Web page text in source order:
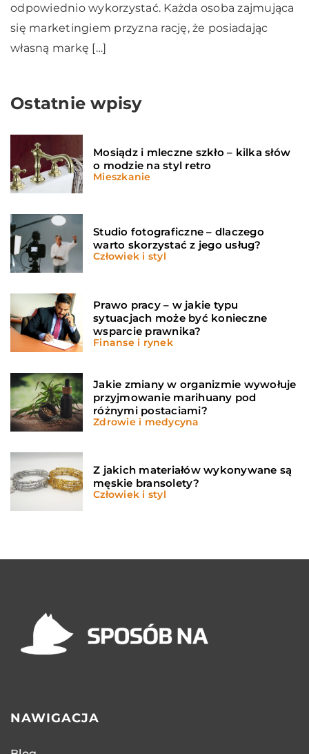
odpowiednio wykorzystać. Każda osoba zajmująca
się marketingiem przyzna rację, że posiadając
własną markę […]
Ostatnie wpisy
Mosiądz i mleczne szkło – kilka słów
o modzie na styl retro
Mieszkanie
Studio fotograficzne – dlaczego
warto skorzystać z jego usług?
Człowiek i styl
Prawo pracy – w jakie typu
sytuacjach może być konieczne
wsparcie prawnika?
Finanse i rynek
Jakie zmiany w organizmie wywołuje
przyjmowanie marihuany pod
różnymi postaciami?
Zdrowie i medycyna
Z jakich materiałów wykonywane są
męskie bransolety?
Człowiek i styl
NAWIGACJA